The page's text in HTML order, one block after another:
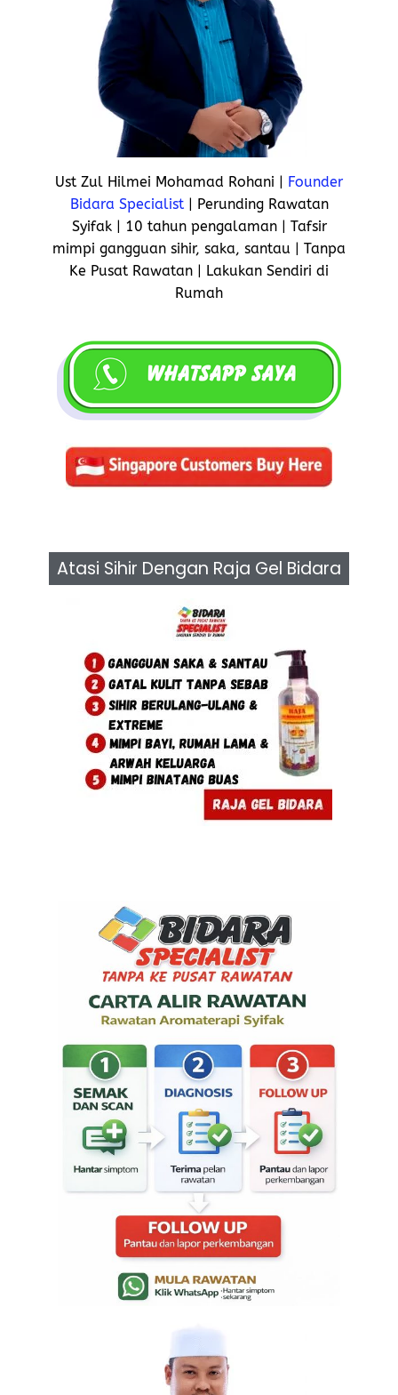
Ust Zul Hilmei Mohamad Rohani | Founder
Bidara Specialist| Perunding Rawatan
Syifak | 10 tahun pengalaman | Tafsir
mimpi gangguan sihir, saka, santau | Tanpa
Ke Pusat Rawatan | Lakukan Sendiri di
Rumah
Atasi Sihir Dengan Raja Gel Bidara